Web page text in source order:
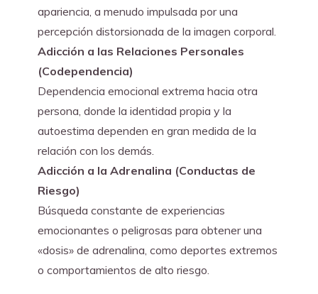
apariencia, a menudo impulsada por una
percepción distorsionada de la imagen corporal.
Adicción a las Relaciones Personales
(Codependencia)
Dependencia emocional extrema hacia otra
persona, donde la identidad propia y la
autoestima dependen en gran medida de la
relación con los demás.
Adicción a la Adrenalina (Conductas de
Riesgo)
Búsqueda constante de experiencias
emocionantes o peligrosas para obtener una
«dosis» de adrenalina, como deportes extremos
o comportamientos de alto riesgo.